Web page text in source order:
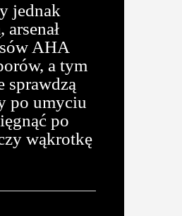
jednak
AHA
a tym
sprawdzą
po umyciu
po
wąkrotkę